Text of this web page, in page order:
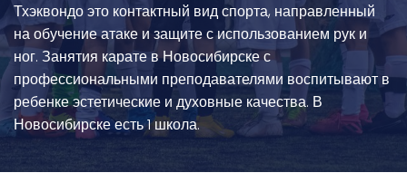
Тхэквондо это контактный вид спорта, направленный
на обучение атаке и защите с использованием рук и
ног. Занятия карате в Новосибирске с
профессиональными преподавателями воспитывают в
ребенке эстетические и духовные качества. В
Новосибирске есть 1 школа.